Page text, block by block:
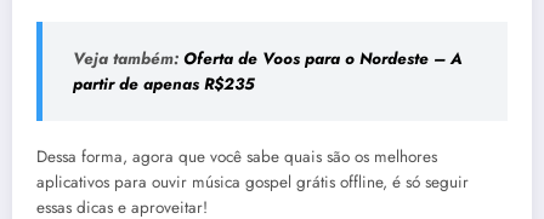
Veja também: Oferta de Voos para o Nordeste – A
partir de apenas R$235
Dessa forma, agora que você sabe quais são os melhores
aplicativos para ouvir música gospel grátis offline, é só seguir
essas dicas e aproveitar!